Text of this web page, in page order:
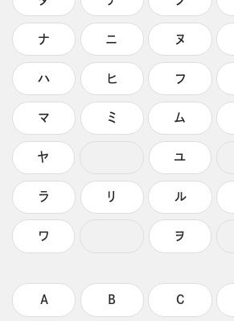
ナ ニ ヌ
ハ ヒ フ
マ ミ ム
ヤ ユ
ラ リ ル
ワ ヲ
A B C